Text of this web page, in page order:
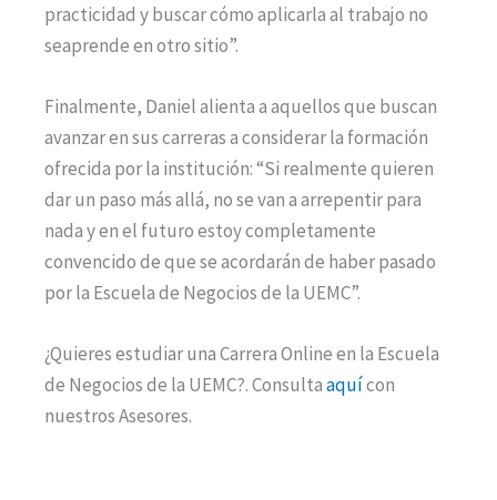
practicidad y buscar cómo aplicarla al trabajo no
seaprende en otro sitio”.
Finalmente, Daniel alienta a aquellos que buscan
avanzar en sus carreras a considerar la formación
ofrecida por la institución: “Si realmente quieren
dar un paso más allá, no se van a arrepentir para
nada y en el futuro estoy completamente
convencido de que se acordarán de haber pasado
por la Escuela de Negocios de la UEMC”.
¿Quieres estudiar una Carrera Online en la Escuela
de Negocios de la UEMC?. Consultaaquícon
nuestros Asesores.